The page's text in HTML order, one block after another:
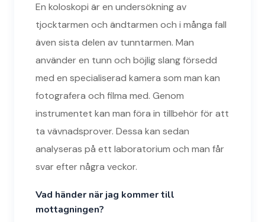
En koloskopi är en undersökning av
tjocktarmen och ändtarmen och i många fall
även sista delen av tunntarmen. Man
använder en tunn och böjlig slang försedd
med en specialiserad kamera som man kan
fotografera och filma med. Genom
instrumentet kan man föra in tillbehör för att
ta vävnadsprover. Dessa kan sedan
analyseras på ett laboratorium och man får
svar efter några veckor.
Vad händer när jag kommer till
mottagningen?